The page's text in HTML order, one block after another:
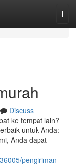
Discuss
ke tempat lain?
untuk Anda:
Anda dapat
pengiriman-